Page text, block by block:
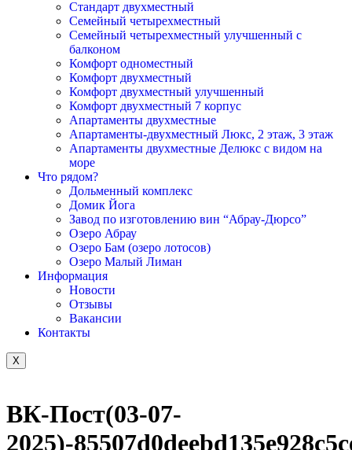
Cтандарт двухместный
Семейный четырехместный
Семейный четырехместный улучшенный с
балконом
Комфорт одноместный
Комфорт двухместный
Комфорт двухместный улучшенный
Комфорт двухместный 7 корпус
Апартаменты двухместные
Апартаменты-двухместный Люкс, 2 этаж, 3 этаж
Апартаменты двухместные Делюкс с видом на
море
Что рядом?
Дольменный комплекс
Домик Йога
Завод по изготовлению вин “Абрау-Дюрсо”
Озеро Абрау
Озеро Бам (озеро лотосов)
Озеро Малый Лиман
Информация
Новости
Отзывы
Вакансии
Контакты
X
ВК-Пост(03-07-
2025)-